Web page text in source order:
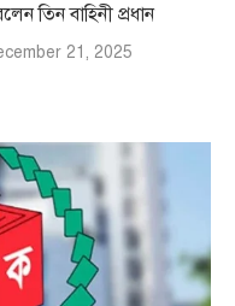
তিন বাহিনী প্রধান
21, 2025